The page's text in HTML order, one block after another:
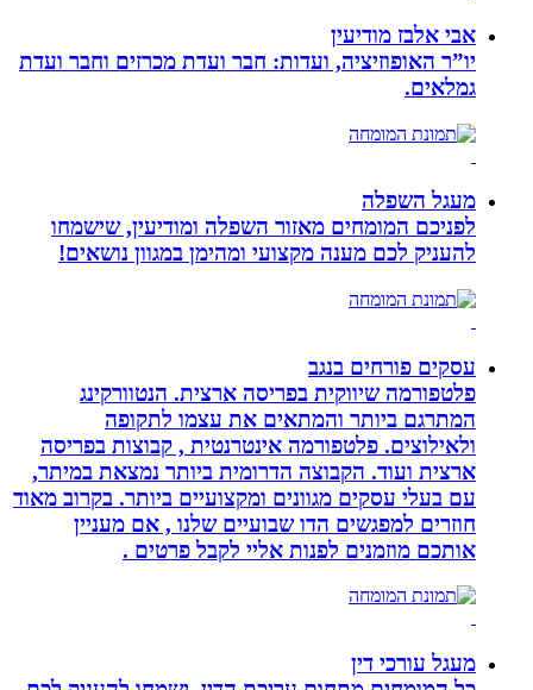
אבי אלבז מודיעין
יו”ר האופוזיציה, ועדות: חבר ועדת מכרזים וחבר ועדת
גמלאים.
מעגל השפלה
לפניכם המומחים מאזור השפלה ומודיעין, שישמחו
להעניק לכם מענה מקצועי ומהימן במגוון נושאים!
עסקים פורחים בנגב
פלטפורמה שיווקית בפריסה ארצית. הנטוורקינג
המתרגם ביותר והמתאים את עצמו לתקופה
ולאילוצים. פלטפורמה אינטרנטית , קבוצות בפריסה
ארצית ועוד. הקבוצה הדרומית ביותר נמצאת במיתר,
עם בעלי עסקים מגוונים ומקצועיים ביותר. בקרוב מאוד
חוזרים למפגשים הדו שבועיים שלנו , אם מעניין
אותכם מוזמנים לפנות אליי לקבל פרטים .
מעגל עורכי דין